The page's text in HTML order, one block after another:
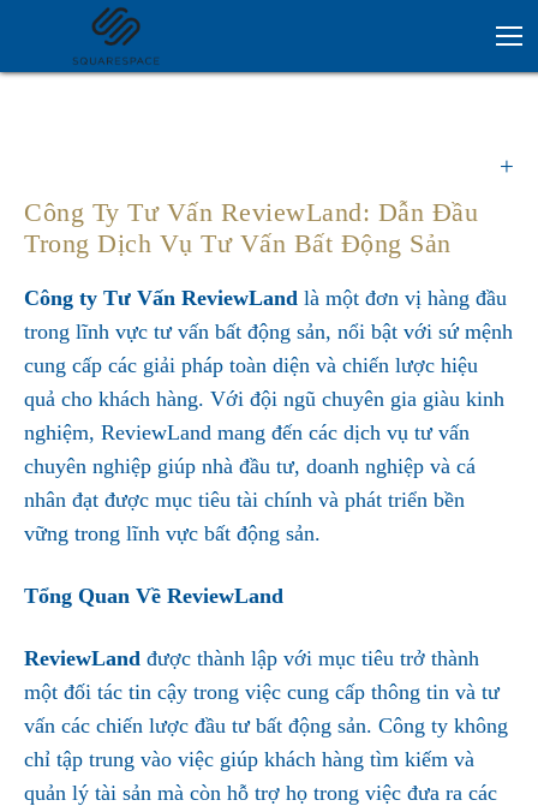
Công Ty Tư Vấn ReviewLand: Dẫn Đầu
Trong Dịch Vụ Tư Vấn Bất Động Sản
Công ty Tư Vấn ReviewLand là một đơn vị hàng đầu
trong lĩnh vực tư vấn bất động sản, nổi bật với sứ mệnh
cung cấp các giải pháp toàn diện và chiến lược hiệu
quả cho khách hàng. Với đội ngũ chuyên gia giàu kinh
nghiệm, ReviewLand mang đến các dịch vụ tư vấn
chuyên nghiệp giúp nhà đầu tư, doanh nghiệp và cá
nhân đạt được mục tiêu tài chính và phát triển bền
vững trong lĩnh vực bất động sản.
Tổng Quan Về ReviewLand
ReviewLand được thành lập với mục tiêu trở thành
một đối tác tin cậy trong việc cung cấp thông tin và tư
vấn các chiến lược đầu tư bất động sản. Công ty không
chỉ tập trung vào việc giúp khách hàng tìm kiếm và
quản lý tài sản mà còn hỗ trợ họ trong việc đưa ra các